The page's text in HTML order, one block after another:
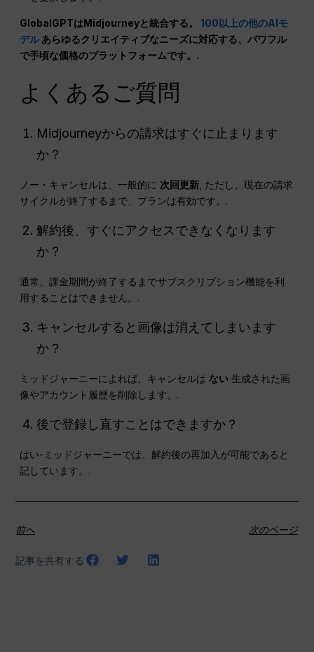
GlobalGPTはMidjourneyと統合する。100以上の他のAIモ
デルあらゆるクリエイティブなニーズに対応する、パワフル
で手頃な価格のプラットフォームです。.
よくあるご質問
Midjourneyからの請求はすぐに止まります
か？
ノー・キャンセルは、一般的に 次回更新 , ただし、現在の請求
サイクルが終了するまで、プランは有効です。.
解約後、すぐにアクセスできなくなります
か？
通常、課金期間が終了するまでサブスクリプション機能を利
用することはできません。.
キャンセルすると画像は消えてしまいます
か？
ミッドジャーニーによれば、キャンセルは ない 生成された画
像やアカウント履歴を削除します。.
後で登録し直すことはできますか？
はい-ミッドジャーニーでは、解約後の再加入が可能であると
記しています。.
前へ 次のページ
記事を共有する